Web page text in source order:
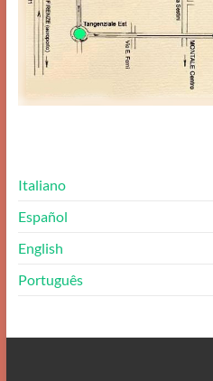
Italiano
Español
English
Português